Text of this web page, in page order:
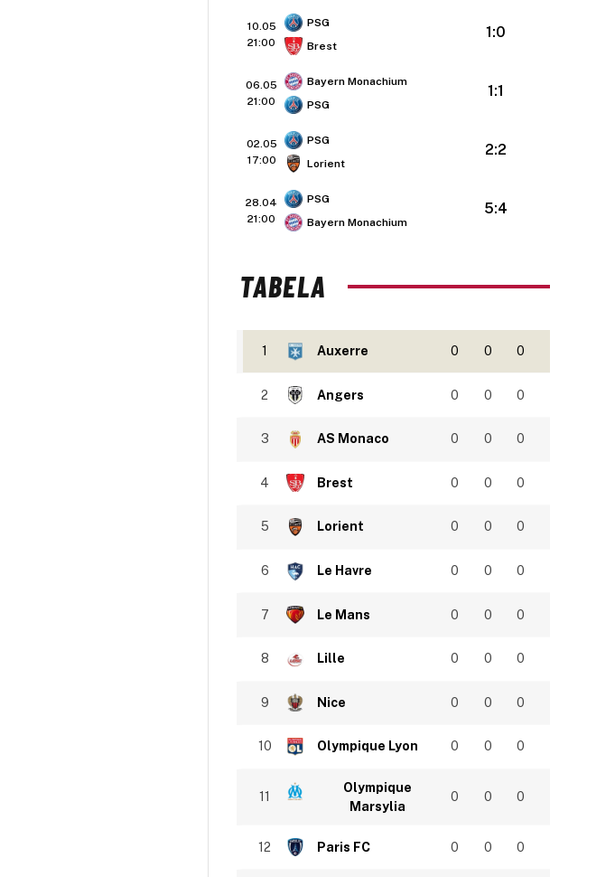
10.05
21:00
PSG
Brest
1:0
06.05
21:00
Bayern Monachium
PSG
1:1
02.05
17:00
PSG
Lorient
2:2
28.04
21:00
PSG
Bayern Monachium
5:4
TABELA
1 Auxerre 0 0 0
2 Angers 0 0 0
3 AS Monaco 0 0 0
4 Brest 0 0 0
5 Lorient 0 0 0
6 Le Havre 0 0 0
7 Le Mans 0 0 0
8 Lille 0 0 0
9 Nice 0 0 0
10 Olympique Lyon 0 0 0
11
Olympique
Marsylia
0 0 0
12 Paris FC 0 0 0